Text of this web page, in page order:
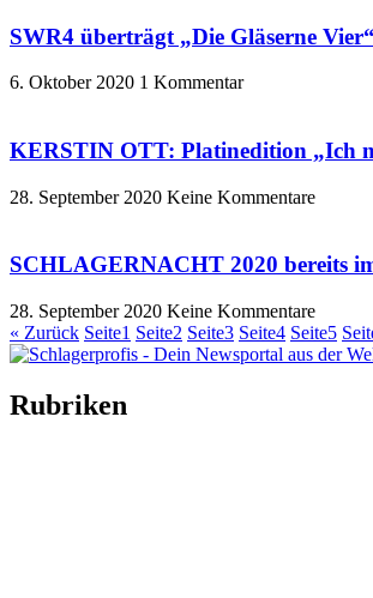
SWR4 überträgt „Die Gläserne
6. Oktober 2020 1 Kommentar
KERSTIN OTT: Platinedition „Ich
28. September 2020 Keine Kommentare
SCHLAGERNACHT 2020 bereits
28. September 2020 Keine Kommentare
« Zurück Seite1 Seite2 Seite3 Seite4 Seite5
Rubriken